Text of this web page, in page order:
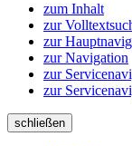
zum Inhalt
zur
zur
zur Navigation
zur
zur
schließen